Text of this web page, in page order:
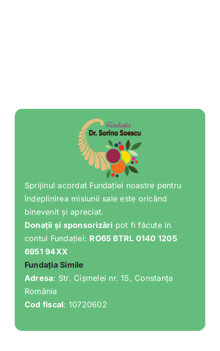
Sprijinul acordat Fundației noastre pentru
îndeplinirea misiunii sale este oricând
binevenit și apreciat.
Donații și sponsorizări pot fi făcute în
contul Fundației: RO65 BTRL 0140 1205
6951 94XX
Fundația Simile
Adresa: Str. Cișmelei nr. 15, Constanța
România
Cod fiscal: 10720602